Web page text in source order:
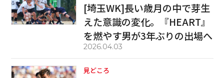
[埼玉WK]長い歳月の中で芽生
えた意識の変化。『HEART』
を燃やす男が3年ぶりの出場へ
2026.04.03
見どころ